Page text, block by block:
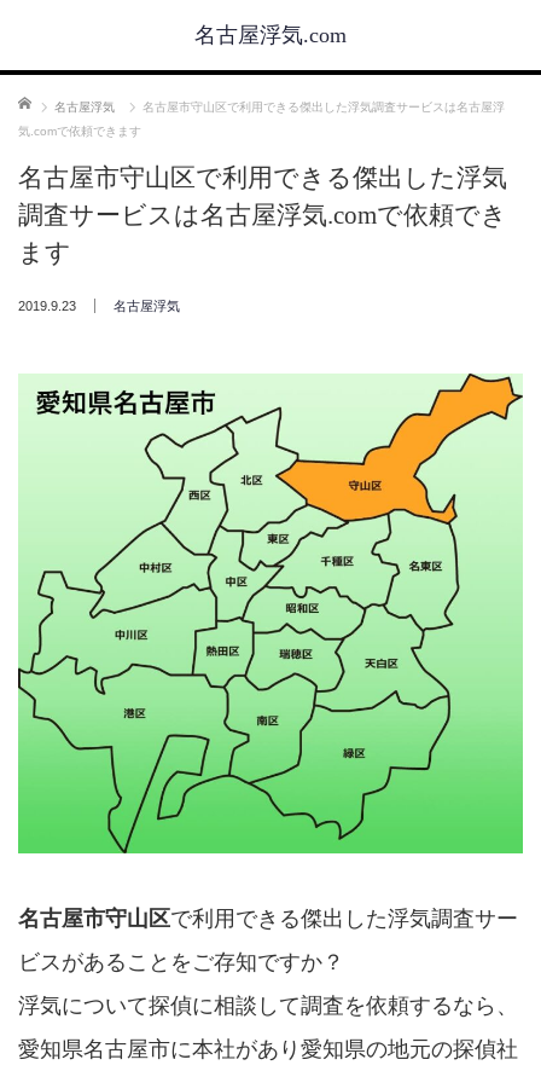
名古屋浮気.com
ホーム 名古屋浮気
名古屋市守山区で利用できる傑出した浮気調査サービスは名古屋浮
気.comで依頼できます
名古屋市守山区で利用できる傑出した浮気
調査サービスは名古屋浮気.comで依頼でき
ます
2019.9.23 名古屋浮気
名古屋市守山区で利用できる傑出した浮気調査サー
ビスがあることをご存知ですか？
浮気について探偵に相談して調査を依頼するなら、
愛知県名古屋市に本社があり愛知県の地元の探偵社